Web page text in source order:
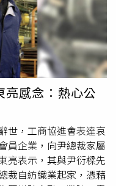
心，也因為這樣認識
動全場。《時報周刊
生命。給自己一個機
、免付費生命線
的成為每個人生活中
中的彩蛋，正是因
周子翔、李哲言和林佳
，此外，還可以發現在
的黑膠唱盤，但封面上
士奇、浣熊、狐狸、
成員的屬性，十分可
忘記當兵的成員，真
文廷開心跳躺平舞。
感念：熱心公
世，工商協進會表達哀
員企業，向尹總裁家屬
亮表示，其與尹衍樑先
裁自紡織業起家，憑藉